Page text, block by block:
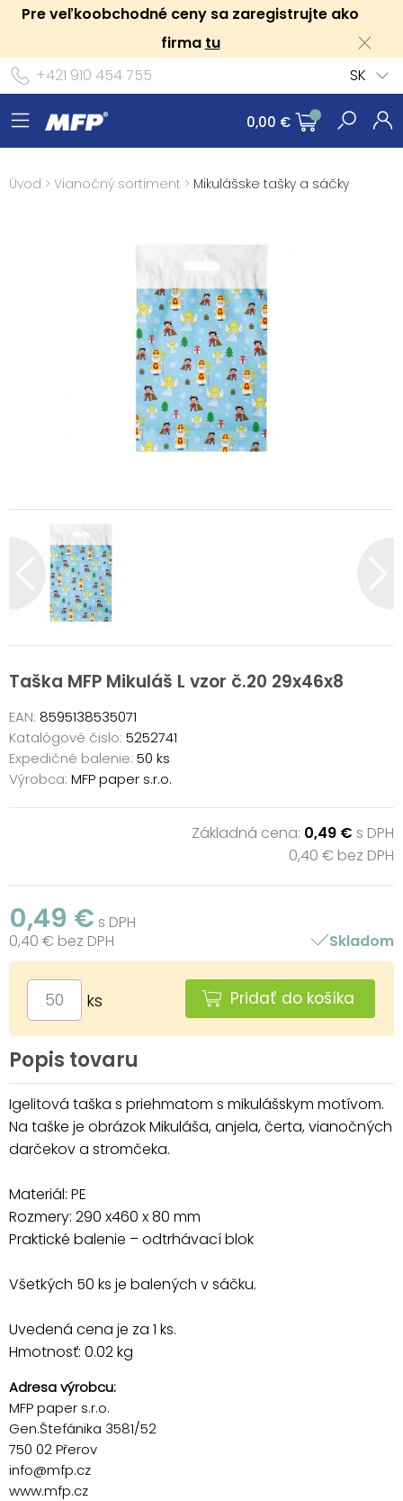
Pre veľkoobchodné ceny sa zaregistrujte ako
firma tu
+421 910 454 755
SK
0,00 €
Úvod > Vianočný sortiment > Mikulášske tašky a sáčky
Taška MFP Mikuláš L vzor č.20 29x46x8
EAN: 8595138535071
Katalógové čislo: 5252741
Expedičné balenie: 50 ks
Výrobca: MFP paper s.r.o.
Základná cena: 0,49 € s DPH
0,40 € bez DPH
0,49 € s DPH
0,40 € bez DPH
Skladom
ks Pridať do košíka
Popis tovaru
Igelitová taška s priehmatom s mikulášskym motívom.
Na taške je obrázok Mikuláša, anjela, čerta, vianočných
darčekov a stromčeka.
Materiál: PE
Rozmery: 290 x460 x 80 mm
Praktické balenie – odtrhávací blok
Všetkých 50 ks je balených v sáčku.
Uvedená cena je za 1 ks.
Hmotnosť: 0.02 kg
Adresa výrobcu:
MFP paper s.r.o.
Gen.Štefánika 3581/52
750 02 Přerov
info@mfp.cz
www.mfp.cz